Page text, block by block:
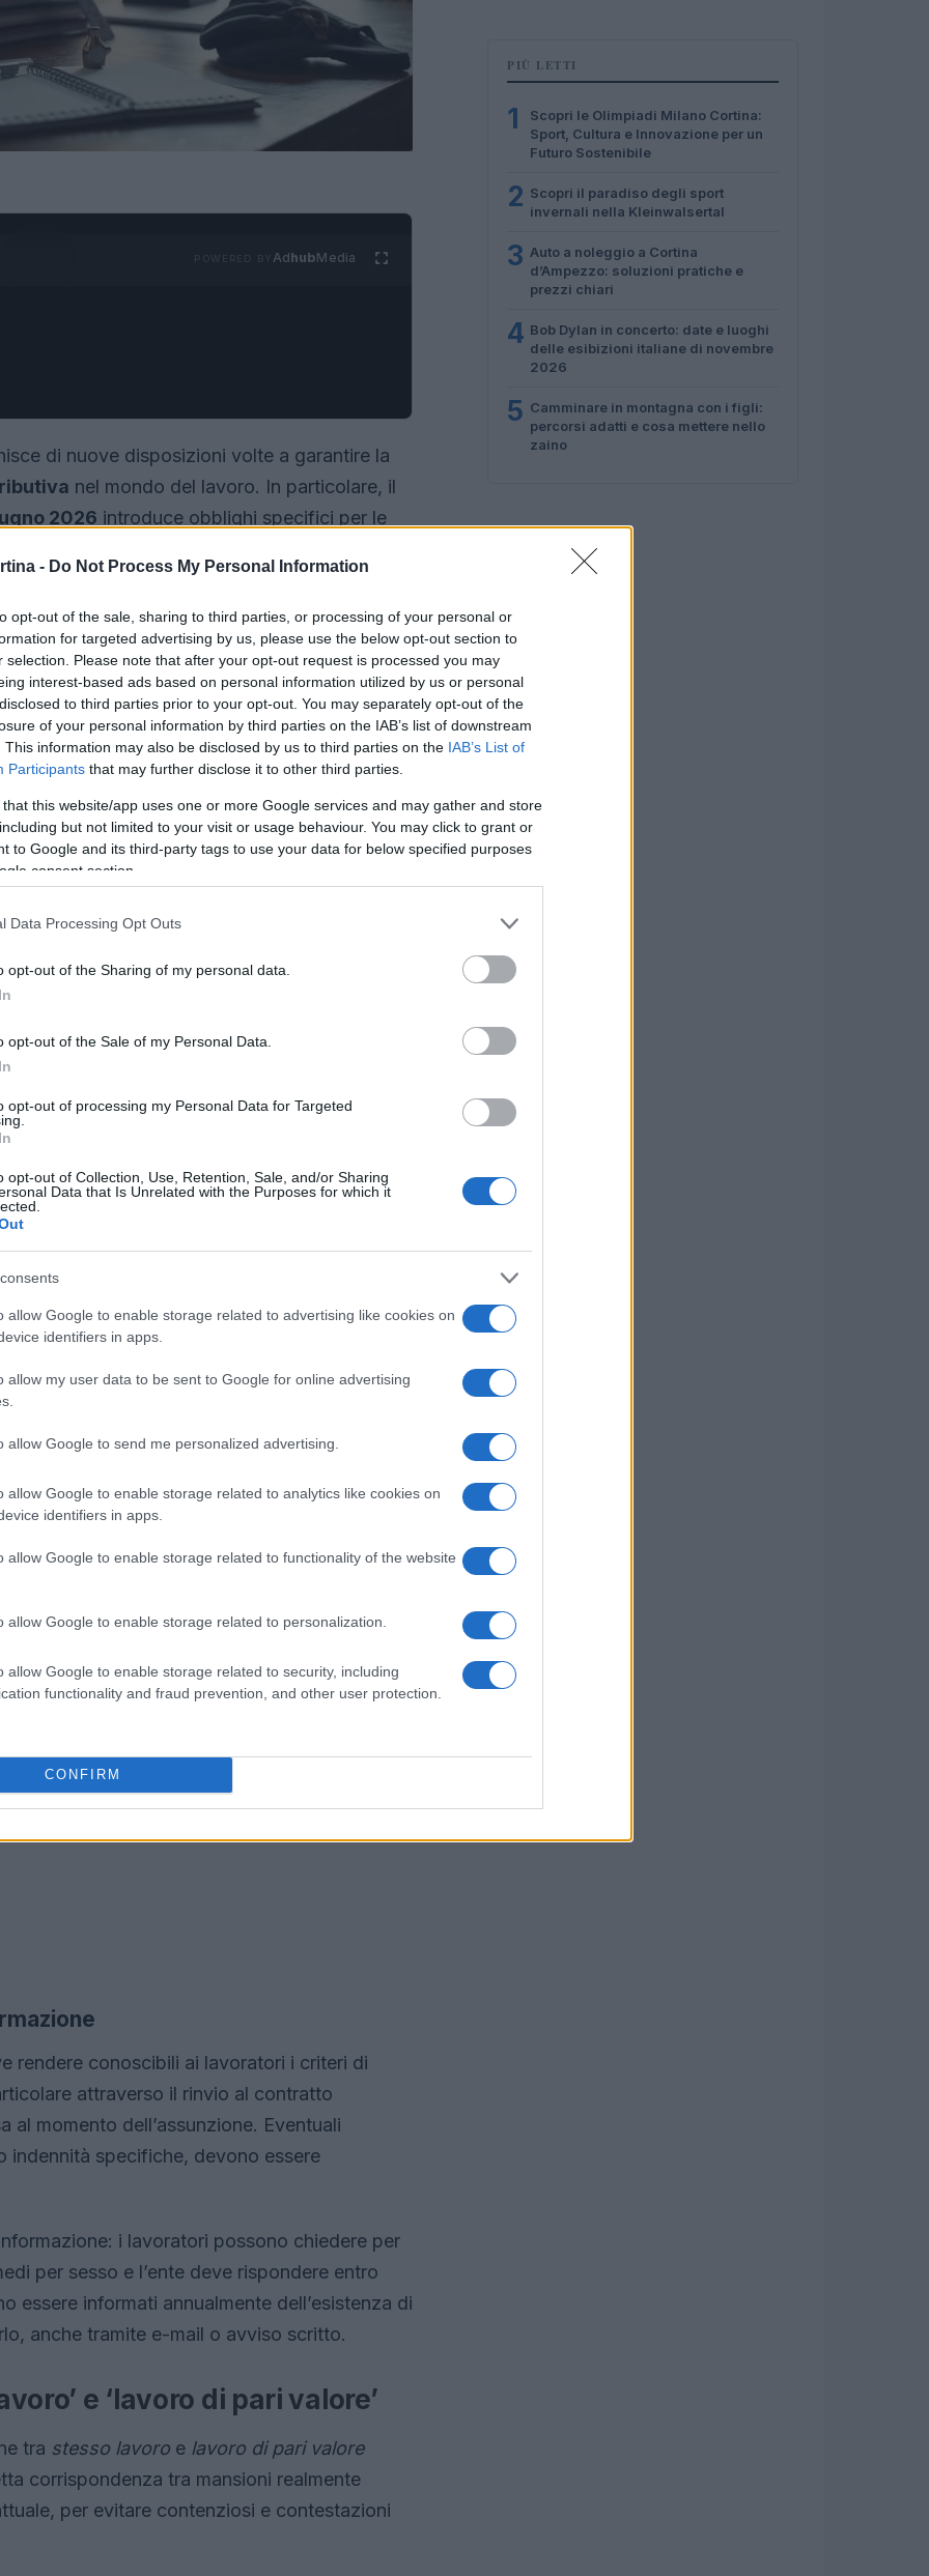
- Do Not Process My Personal Information
opt-out of the sale, sharing to third parties, or processing of your personal or
for targeted advertising by us, please use the below opt-out section to
selection. Please note that after your opt-out request is processed you may
interest-based ads based on personal information utilized by us or personal
to third parties prior to your opt-out. You may separately opt-out of the
of your personal information by third parties on the IAB’s list of downstream
This information may also be disclosed by us to third parties on the IAB’s List of
Participants that may further disclose it to other third parties.
that this website/app uses one or more Google services and may gather and store
but not limited to your visit or usage behaviour. You may click to grant or
to Google and its third-party tags to use your data for below specified purposes
consent section.
Data Processing Opt Outs
opt-out of the Sharing of my personal data.
opt-out of the Sale of my Personal Data.
opt-out of processing my Personal Data for Targeted
opt-out of Collection, Use, Retention, Sale, and/or Sharing
Data that Is Unrelated with the Purposes for which it
allow Google to enable storage related to advertising like cookies on
identifiers in apps.
allow my user data to be sent to Google for online advertising
allow Google to send me personalized advertising.
allow Google to enable storage related to analytics like cookies on
identifiers in apps.
allow Google to enable storage related to functionality of the website
allow Google to enable storage related to personalization.
allow Google to enable storage related to security, including
functionality and fraud prevention, and other user protection.
CONFIRM
AdhubMedia
di nuove disposizioni volte a garantire la
nel mondo del lavoro. In particolare, il
2026 introduce obblighi specifici per le
subordinato.
(UE) 2026/970
criteri di maggiore trasparenza nella
di tutela contro le discriminazioni, anche
sportive dilettantistiche che
indipendentemente dalla dimensione o
Rientrano quindi nel perimetro della disciplina
amministrativo e contabile, addetti a
manutenzione e pulizia, nonché altri
compresi i dirigenti.
autonomo, le collaborazioni occasionali, le
evidenzia inoltre gli adempimenti che le
di selezione del personale. Gli annunci di
o la fascia retributiva, essere formulati in
contenere richieste sulla retribuzione
rendere conoscibili ai lavoratori i criteri di
attraverso il rinvio al contratto
al momento dell’assunzione. Eventuali
indennità specifiche, devono essere
i lavoratori possono chiedere per
per sesso e l’ente deve rispondere entro
essere informati annualmente dell’esistenza di
anche tramite e-mail o avviso scritto.
e ‘lavoro di pari valore’
tra stesso lavoro e lavoro di pari valore
corrispondenza tra mansioni realmente
per evitare contenziosi e contestazioni
PIÙ LETTI
1
Scopri le Olimpiadi Milano Cortina:
Sport, Cultura e Innovazione per un
Futuro Sostenibile
2 Scopri il paradiso degli sport
invernali nella Kleinwalsertal
3 Auto a noleggio a Cortina
d’Ampezzo: soluzioni pratiche e
prezzi chiari
4 Bob Dylan in concerto: date e luoghi
delle esibizioni italiane di novembre
2026
5 Camminare in montagna con i figli:
percorsi adatti e cosa mettere nello
zaino